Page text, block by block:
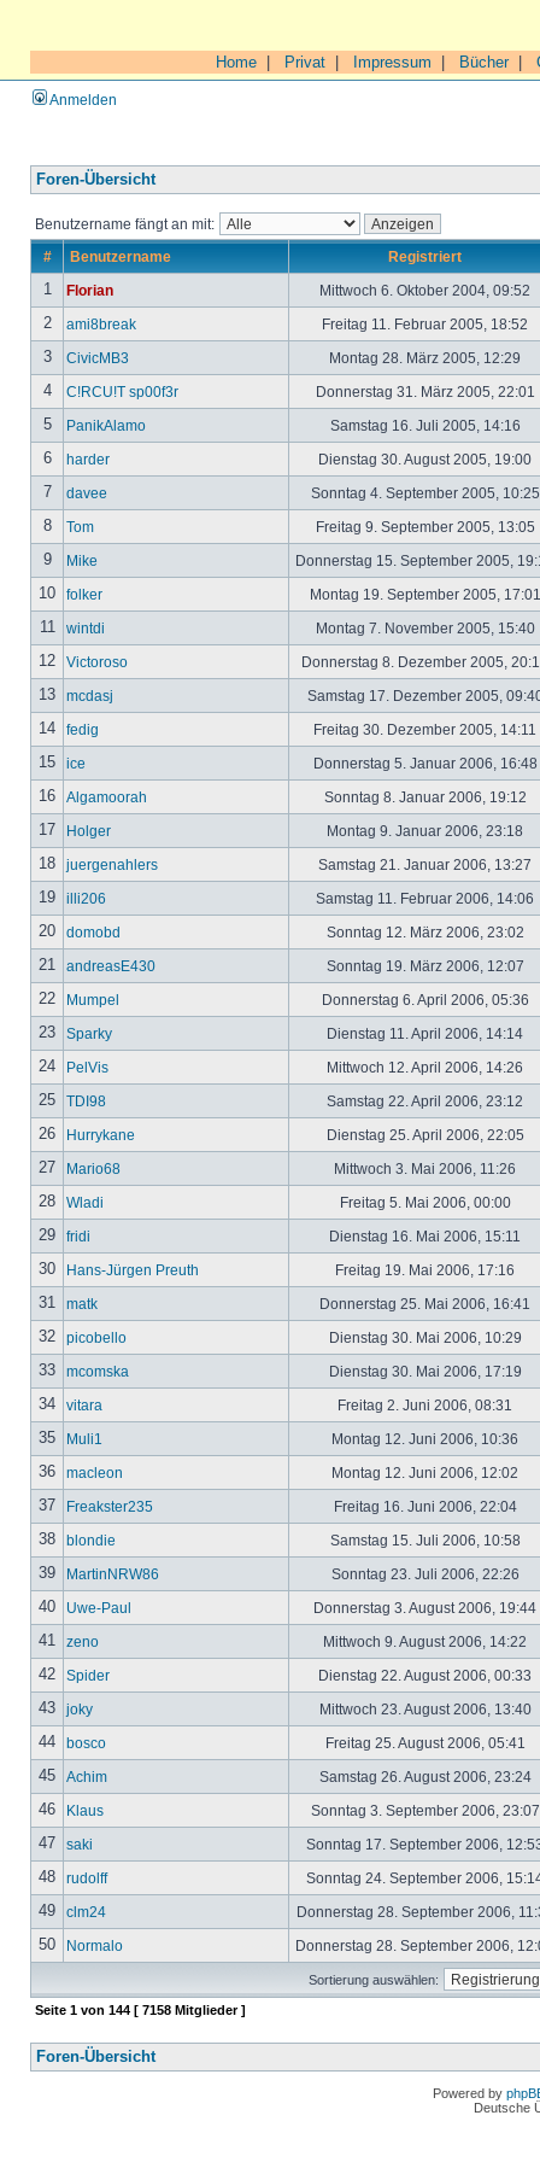
Home Privat Impressum Bücher|
Anmelden
Foren-Übersicht
Benutzername fängt an mit:
# Benutzername Registriert
1 Florian Mittwoch 6. Oktober 2004, 09:52
2 ami8break Freitag 11. Februar 2005, 18:52
3 CivicMB3 Montag 28. März 2005, 12:29
4 C!RCU!T sp00f3r Donnerstag 31. März 2005, 22:01
5 PanikAlamo Samstag 16. Juli 2005, 14:16
6 harder Dienstag 30. August 2005, 19:00
7 davee Sonntag 4. September 2005,
8 Tom Freitag 9. September 2005, 13:05
9 Mike Donnerstag 15. September 2005,
10 folker Montag 19. September 2005,
11 wintdi Montag 7. November 2005, 15:40
12 Victoroso Donnerstag 8. Dezember 2005,
13 mcdasj Samstag 17. Dezember 2005,
14 fedig Freitag 30. Dezember 2005, 14:11
15 ice Donnerstag 5. Januar 2006, 16:48
16 Algamoorah Sonntag 8. Januar 2006, 19:12
17 Holger Montag 9. Januar 2006, 23:18
18 juergenahlers Samstag 21. Januar 2006, 13:27
19 illi206 Samstag 11. Februar 2006, 14:06
20 domobd Sonntag 12. März 2006, 23:02
21 andreasE430 Sonntag 19. März 2006, 12:07
22 Mumpel Donnerstag 6. April 2006, 05:36
23 Sparky Dienstag 11. April 2006, 14:14
24 PelVis Mittwoch 12. April 2006, 14:26
25 TDI98 Samstag 22. April 2006, 23:12
26 Hurrykane Dienstag 25. April 2006, 22:05
27 Mario68 Mittwoch 3. Mai 2006, 11:26
28 Wladi Freitag 5. Mai 2006, 00:00
29 fridi Dienstag 16. Mai 2006, 15:11
30 Hans-Jürgen Preuth Freitag 19. Mai 2006, 17:16
31 matk Donnerstag 25. Mai 2006, 16:41
32 picobello Dienstag 30. Mai 2006, 10:29
33 mcomska Dienstag 30. Mai 2006, 17:19
34 vitara Freitag 2. Juni 2006, 08:31
35 Muli1 Montag 12. Juni 2006, 10:36
36 macleon Montag 12. Juni 2006, 12:02
37 Freakster235 Freitag 16. Juni 2006, 22:04
38 blondie Samstag 15. Juli 2006, 10:58
39 MartinNRW86 Sonntag 23. Juli 2006, 22:26
40 Uwe-Paul Donnerstag 3. August 2006, 19:44
41 zeno Mittwoch 9. August 2006, 14:22
42 Spider Dienstag 22. August 2006, 00:33
43 joky Mittwoch 23. August 2006, 13:40
44 bosco Freitag 25. August 2006, 05:41
45 Achim Samstag 26. August 2006, 23:24
46 Klaus Sonntag 3. September 2006,
47 saki Sonntag 17. September 2006,
48 rudolff Sonntag 24. September 2006,
49 clm24 Donnerstag 28. September 2006,
50 Normalo Donnerstag 28. September 2006,
Sortierung auswählen:
Seite 1 von 144 [ 7158 Mitglieder ]
Foren-Übersicht
Powered by
Deutsche